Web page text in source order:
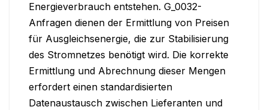
Energieverbrauch entstehen. G_0032-
Anfragen dienen der Ermittlung von Preisen
für Ausgleichsenergie, die zur Stabilisierung
des Stromnetzes benötigt wird. Die korrekte
Ermittlung und Abrechnung dieser Mengen
erfordert einen standardisierten
Datenaustausch zwischen Lieferanten und